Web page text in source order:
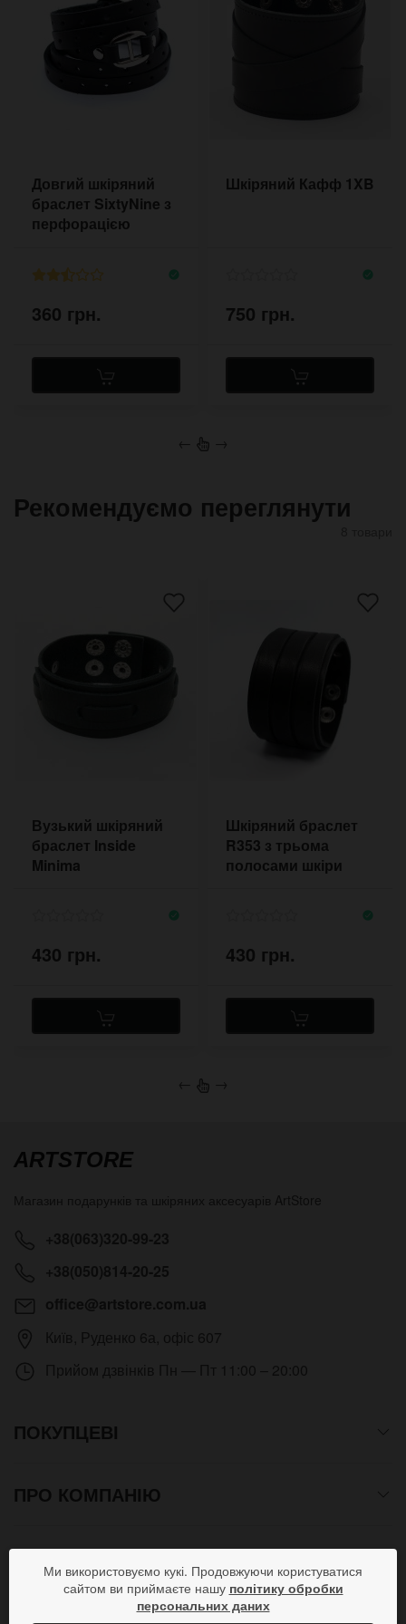
Довгий шкіряний
браслет SixtyNine з
перфорацією
360 грн.
Шкіряний Кафф 1XB
750 грн.
← →
Рекомендуємо переглянути
Вузький шкіряний
браслет Inside
Minima
430 грн.
Шкіряний браслет
R353 з трьома
полосами шкіри
430 грн.
← →
ARTSTORE
ПОКУПЦЕВІ
ПРО КОМПАНІЮ
СПОСОБИ ОПЛАТИ
Ми використовуємо кукі. Продовжуючи користуватися
сайтом ви приймаєте нашу політику обробки
персональних даних